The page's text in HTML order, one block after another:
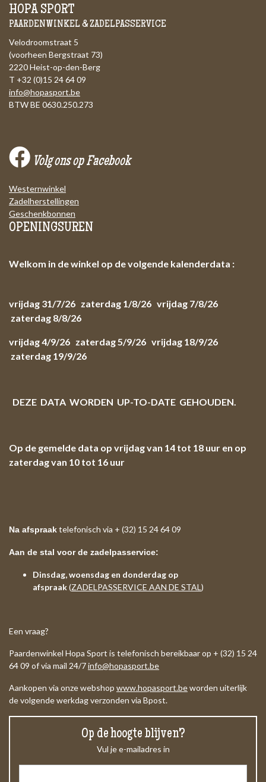
HOPA SPORT
PAARDENWINKEL & ZADELPASSERVICE
Velodroomstraat 5
(voorheen Bergstraat 73)
2220 Heist-op-den-Berg
T +32 (0)15 24 64 09
info@hopasport.be
BTW BE 0630.250.273
Volg ons op Facebook
Westernwinkel
Zadelherstellingen
Geschenkbonnen
OPENINGSUREN
Welkom in de winkel op de volgende kalenderdata :
vrijdag 31/7/26 zaterdag 1/8/26 vrijdag 7/8/26
zaterdag 8/8/26
vrijdag 4/9/26 zaterdag 5/9/26 vrijdag 18/9/26
zaterdag 19/9/26
DEZE DATA WORDEN UP-TO-DATE GEHOUDEN.
Op de gemelde data op vrijdag van 14 tot 18 uur en op
zaterdag van 10 tot 16 uur
Na afspraaktelefonisch via + (32) 15 24 64 09
Aan de stal voor de zadelpasservice:
Dinsdag, woensdag en donderdag op
afspraak(ZADELPASSERVICE AAN DE STAL )
Een vraag?
Paardenwinkel Hopa Sport is telefonisch bereikbaar op + (32) 15 24
64 09 of via mail 24/7info@hopasport.be
Aankopen via onze webshop www.hopasport.beworden uiterlijk
de volgende werkdag verzonden via Bpost.
Op de hoogte blijven?
Vul je e-mailadres in